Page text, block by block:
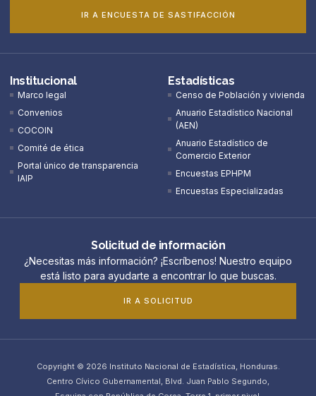
IR A ENCUESTA DE SASTIFACCIÓN
Institucional
Marco legal
Convenios
COCOIN
Comité de ética
Portal único de transparencia
IAIP
Estadísticas
Censo de Población y vivienda
Anuario Estadístico Nacional
(AEN)​
Anuario Estadístico de
Comercio Exterior
Encuestas EPHPM
Encuestas Especializadas
Solicitud de información
¿Necesitas más información? ¡Escríbenos! Nuestro equipo
está listo para ayudarte a encontrar lo que buscas.
IR A SOLICITUD
Copyright © 2026 Instituto Nacional de Estadística, Honduras.
Centro Cívico Gubernamental, Blvd. Juan Pablo Segundo,